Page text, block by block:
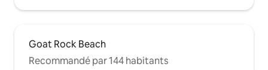
Goat Rock Beach
Recommandé par 144 habitants